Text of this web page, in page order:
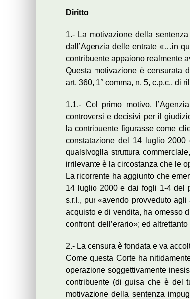
Diritto
1.- La motivazione della
dall’Agenzia delle entrate «…in
contribuente appaiono realmente
Questa motivazione è censurata
art. 360, 1° comma, n. 5, c.p.c., di
1.1.- Col primo motivo,
controversi e decisivi per il
la contribuente figurasse come
constatazione del 14 luglio
qualsivoglia struttura
irrilevante è la circostanza che le
La ricorrente ha aggiunto che
14 luglio 2000 e dai fogli 1-4 del
s.r.l., pur «avendo provveduto
acquisto e di vendita, ha omesso
confronti dell’erario»; ed
2.- La censura è fondata e va
Come questa Corte ha
operazione soggettivamente
contribuente (di guisa che è del
motivazione della sentenza